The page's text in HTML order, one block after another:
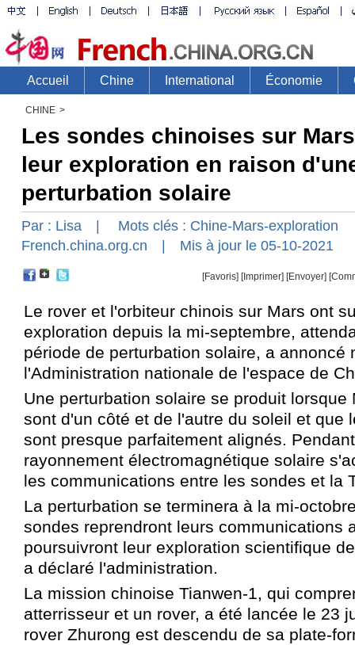
CHINE >
Les sondes chinoises sur
leur exploration en raison
perturbation solaire
Par : Lisa | Mots clés : Chine-Mars-exploration
French.china.org.cn | Mis à jour le 05-10-2021
[Favoris] [Imprimer] [Envoyer]
Le rover et l'orbiteur chinois sur Mars ont
exploration depuis la mi-septembre,
période de perturbation solaire, a annoncé
l'Administration nationale de l'espace de
Une perturbation solaire se produit lorsque
sont d'un côté et de l'autre du soleil et que
sont presque parfaitement alignés.
rayonnement électromagnétique solaire
les communications entre les sondes et la
La perturbation se terminera à la mi-
sondes reprendront leurs communications
poursuivront leur exploration scientifique
a déclaré l'administration.
La mission chinoise Tianwen-1, qui
atterrisseur et un rover, a été lancée le 23
rover Zhurong est descendu de sa plate-